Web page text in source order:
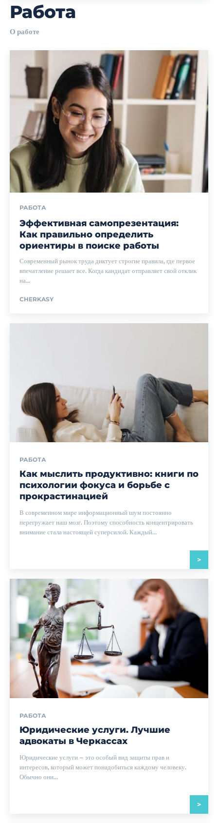
Работа
О работе
РАБОТА
Эффективная самопрезентация:
Как правильно определить
ориентиры в поиске работы
Современный рынок труда диктует строгие правила, где первое
впечатление решает все. Когда кандидат отправляет свой отклик
на...
CHERKASY
РАБОТА
Как мыслить продуктивно: книги по
психологии фокуса и борьбе с
прокрастинацией
В современном мире информационный шум постоянно
перегружает наш мозг. Поэтому способность концентрировать
внимание стала настоящей суперсилой. Каждый...
>
РАБОТА
Юридические услуги. Лучшие
адвокаты в Черкассах
Юридические услуги – это особый вид защиты прав и
интересов, который может понадобиться каждому человеку.
Обычно они...
>